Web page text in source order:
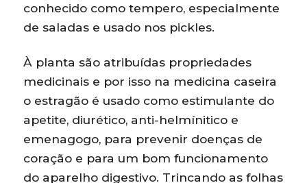
conhecido como tempero, especialmente
de saladas e usado nos pickles.
À planta são atribuídas propriedades
medicinais e por isso na medicina caseira
o estragão é usado como estimulante do
apetite, diurético, anti-helmínitico e
emenagogo, para prevenir doenças de
coração e para um bom funcionamento
do aparelho digestivo. Trincando as folhas